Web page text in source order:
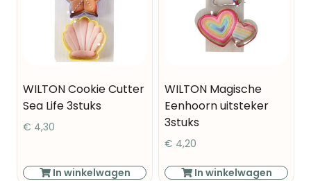
WILTON Cookie Cutter
Sea Life 3stuks
€ 4,30
In winkelwagen
WILTON Magische
Eenhoorn uitsteker
3stuks
€ 4,20
In winkelwagen